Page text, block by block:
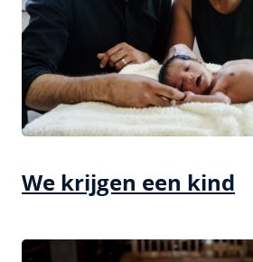
We krijgen een kind